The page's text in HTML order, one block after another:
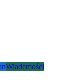
Wiadomości